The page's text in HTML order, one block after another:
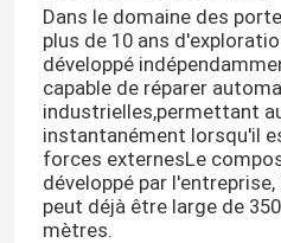
Dans le domaine des
plus de 10 ans
développé
capable de réparer
industrielles,permettant
instantanément lorsqu'il
forces externesLe
développé par
peut déjà être large de
mètres.